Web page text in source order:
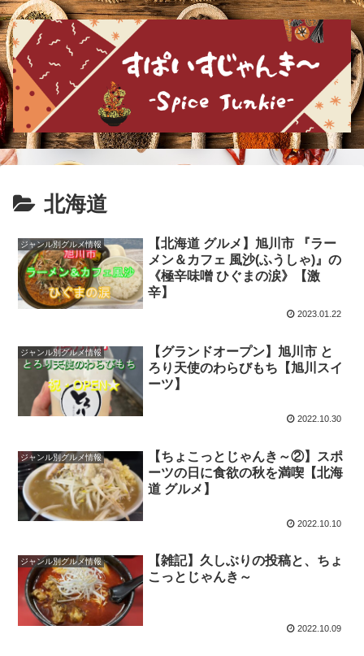
北海道
ジャンル別グルメ情報
【北海道 グルメ】旭川市 『ラー
メン＆カフェ 風沙(ふうしゃ)』の
《極辛味噌 ひぐまの涙》【激
辛】
2023.01.22
ジャンル別グルメ情報
【グランドオープン】旭川市 と
ろり天使のわらびもち【旭川スイ
ーツ】
2022.10.30
ジャンル別グルメ情報
【ちょこっとじゃんき～②】スポ
ーツの日に食欲の秋を満喫【北海
道 グルメ】
2022.10.10
ジャンル別グルメ情報
【雑記】久しぶりの投稿と、ちょ
こっとじゃんき～
2022.10.09